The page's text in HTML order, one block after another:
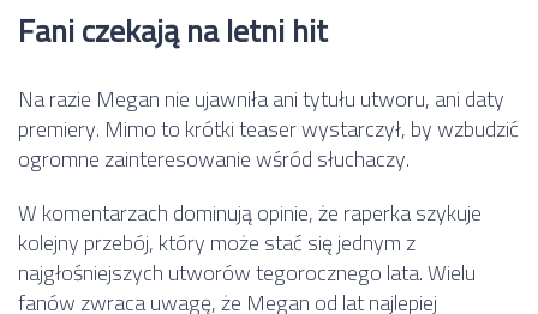
Fani czekają na letni hit
Na razie Megan nie ujawniła ani tytułu utworu, ani daty
premiery. Mimo to krótki teaser wystarczył, by wzbudzić
ogromne zainteresowanie wśród słuchaczy.
W komentarzach dominują opinie, że raperka szykuje
kolejny przebój, który może stać się jednym z
najgłośniejszych utworów tegorocznego lata. Wielu
fanów zwraca uwagę, że Megan od lat najlepiej